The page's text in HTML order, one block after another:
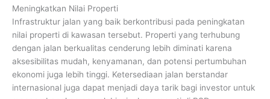
Meningkatkan Nilai Properti
Infrastruktur jalan yang baik berkontribusi pada peningkatan
nilai properti di kawasan tersebut. Properti yang terhubung
dengan jalan berkualitas cenderung lebih diminati karena
aksesibilitas mudah, kenyamanan, dan potensi pertumbuhan
ekonomi juga lebih tinggi. Ketersediaan jalan berstandar
internasional juga dapat menjadi daya tarik bagi investor untuk